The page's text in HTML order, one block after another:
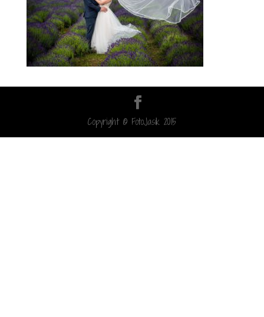
Copyright © FotoJasik 2015